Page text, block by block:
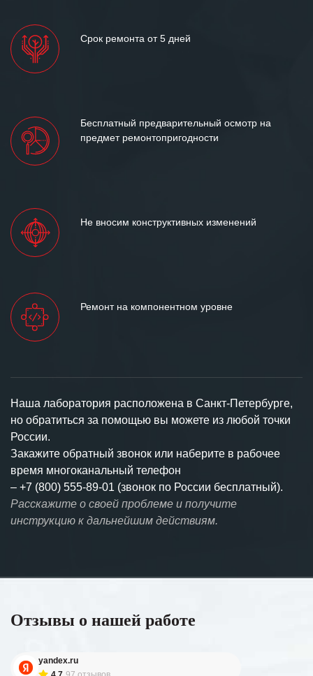
Срок ремонта от 5 дней
Бесплатный предварительный осмотр на
предмет ремонтопригодности
Не вносим конструктивных изменений
Ремонт на компонентном уровне
Наша лаборатория расположена в Санкт-Петербурге,
но обратиться за помощью вы можете из любой точки
России.
Закажите обратный звонок или наберите в рабочее
время многоканальный телефон
– +7 (800) 555-89-01 (звонок по России бесплатный).
Расскажите о своей проблеме и получите
инструкцию к дальнейшим действиям.
Отзывы о нашей работе
yandex.ru